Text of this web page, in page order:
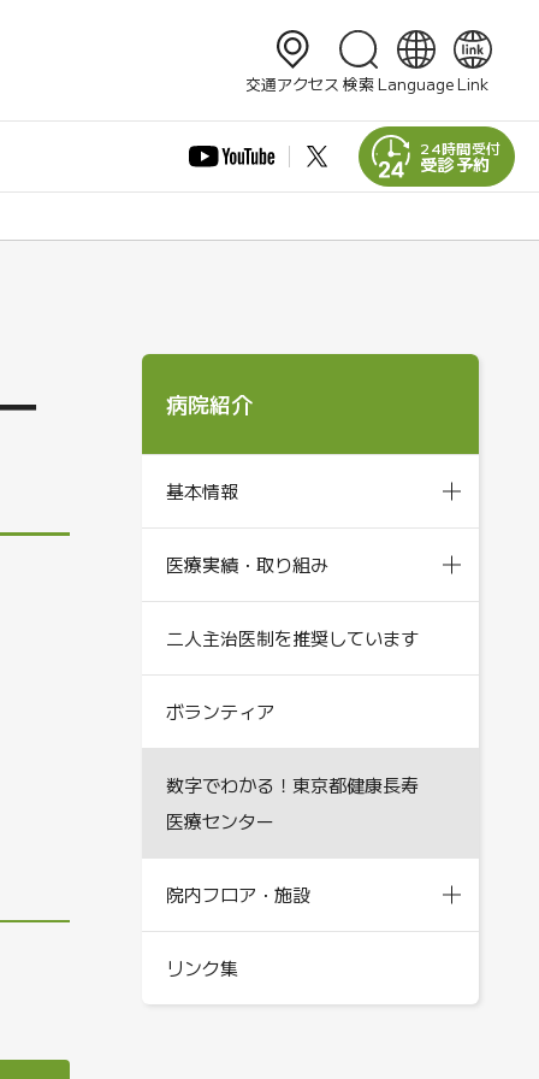
交通アクセス 検索 Language
日本語
English
简体中文
繁體中文
Link
24時間受付
受診予約
病院紹介
基本情報
医療実績・取り組み
二人主治医制を推奨しています
ボランティア
数字でわかる！東京都健康長寿
医療センター
院内フロア・施設
リンク集